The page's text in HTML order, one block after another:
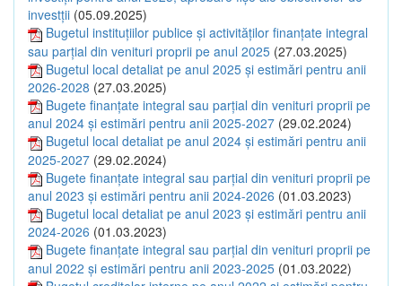
investții (05.09.2025)
Bugetul instituțiilor publice și activităților finanțate integral
sau parțial din venituri proprii pe anul 2025 (27.03.2025)
Bugetul local detaliat pe anul 2025 și estimări pentru anii
2026-2028 (27.03.2025)
Bugete finanțate integral sau parțial din venituri proprii pe
anul 2024 și estimări pentru anii 2025-2027 (29.02.2024)
Bugetul local detaliat pe anul 2024 și estimări pentru anii
2025-2027 (29.02.2024)
Bugete finanțate integral sau parțial din venituri proprii pe
anul 2023 și estimări pentru anii 2024-2026 (01.03.2023)
Bugetul local detaliat pe anul 2023 și estimări pentru anii
2024-2026 (01.03.2023)
Bugete finanțate integral sau parțial din venituri proprii pe
anul 2022 și estimări pentru anii 2023-2025 (01.03.2022)